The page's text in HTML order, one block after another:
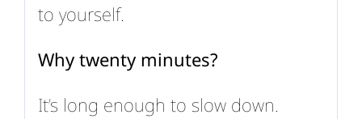
to yourself.
Why twenty minutes?
It’s long enough to slow down.